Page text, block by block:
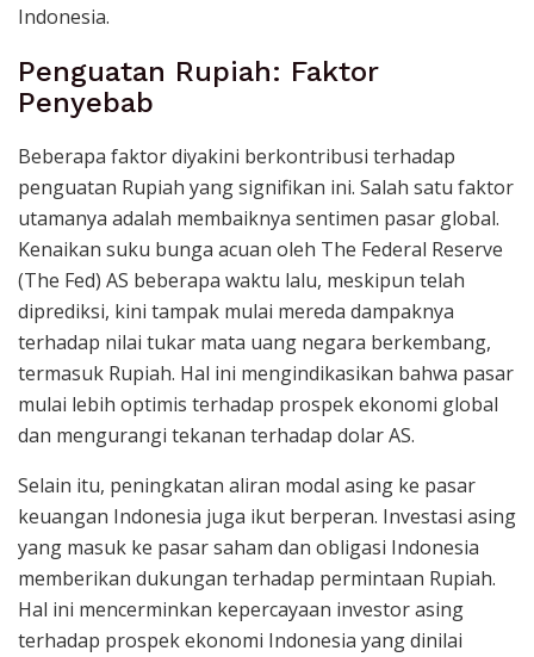
Indonesia.
Penguatan Rupiah: Faktor
Penyebab
Beberapa faktor diyakini berkontribusi terhadap
penguatan Rupiah yang signifikan ini. Salah satu faktor
utamanya adalah membaiknya sentimen pasar global.
Kenaikan suku bunga acuan oleh The Federal Reserve
(The Fed) AS beberapa waktu lalu, meskipun telah
diprediksi, kini tampak mulai mereda dampaknya
terhadap nilai tukar mata uang negara berkembang,
termasuk Rupiah. Hal ini mengindikasikan bahwa pasar
mulai lebih optimis terhadap prospek ekonomi global
dan mengurangi tekanan terhadap dolar AS.
Selain itu, peningkatan aliran modal asing ke pasar
keuangan Indonesia juga ikut berperan. Investasi asing
yang masuk ke pasar saham dan obligasi Indonesia
memberikan dukungan terhadap permintaan Rupiah.
Hal ini mencerminkan kepercayaan investor asing
terhadap prospek ekonomi Indonesia yang dinilai